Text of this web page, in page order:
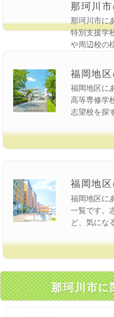
那珂川
那珂川市に
特別支援学
や周辺校の
福岡地
福岡地区に
高等専修学
志望校を探
福岡地
福岡地区に
一覧です。
ど、気にな
那珂川市に